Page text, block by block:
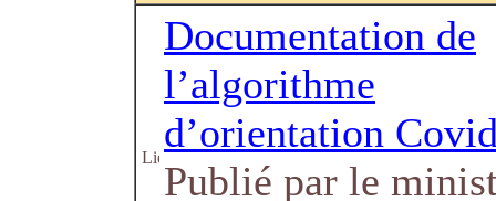
Documentation de
l’algorithme
d’orientation
Publié par le